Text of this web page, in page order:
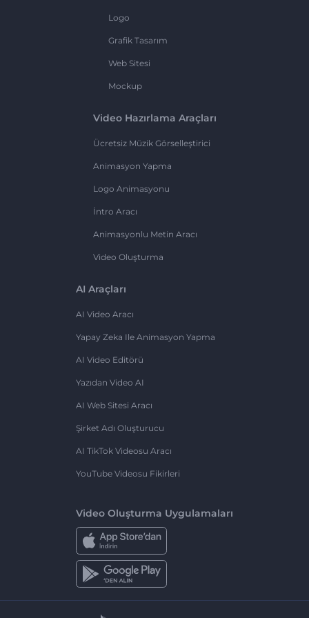
Logo
Grafik Tasarım
Web Sitesi
Mockup
Video Hazırlama Araçları
Ücretsiz Müzik Görselleştirici
Animasyon Yapma
Logo Animasyonu
İntro Aracı
Animasyonlu Metin Aracı
Video Oluşturma
AI Araçları
AI Video Aracı
Yapay Zeka Ile Animasyon Yapma
AI Video Editörü
Yazıdan Video AI
AI Web Sitesi Aracı
Şirket Adı Oluşturucu
AI TikTok Videosu Aracı
YouTube Videosu Fikirleri
Video Oluşturma Uygulamaları